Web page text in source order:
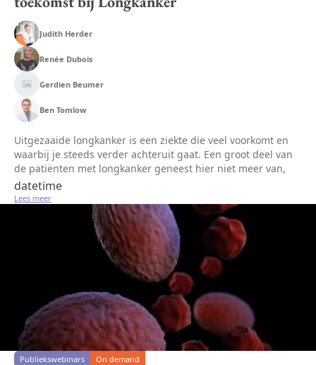
Judith Herder
Renée Dubois
Gerdien Beumer
Ben Tomlow
Uitgezaaide longkanker is een ziekte die veel voorkomt en
waarbij je steeds verder achteruit gaat. Een groot deel van
de patiënten met longkanker geneest hier niet meer van,
daarom is er goede zorg en begeleiding nodig door
zorgverleners. P...
datetime
Lees meer
Publiekswebinars On demand